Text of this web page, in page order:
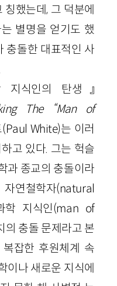
했는데, 그 덕분에
는 별명을 얻기도 했
충돌한 대표적인 사
지식인의 탄생』
The “Man of
White)는 이러
고 있다. 그는 헉슬
과 종교의 충돌이라
철학자(natural
학 지식인(man of
의 충돌 문제라고 본
잡한 후원체계 속
이나 새로운 지식에